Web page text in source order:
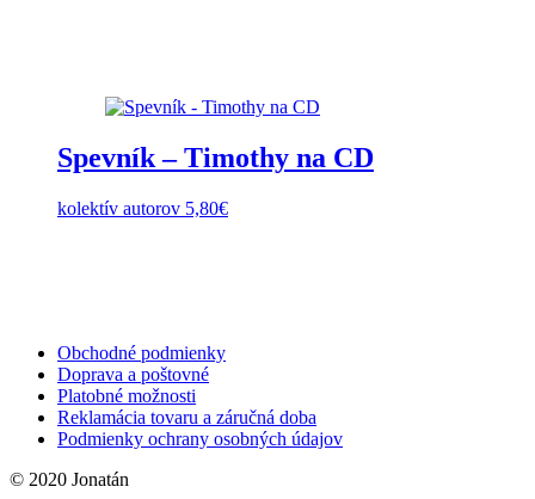
Spevník – Timothy na CD
kolektív autorov 5,80€
Obchodné podmienky
Doprava a poštovné
Platobné možnosti
Reklamácia tovaru a záručná doba
Podmienky ochrany osobných údajov
© 2020 Jonatán